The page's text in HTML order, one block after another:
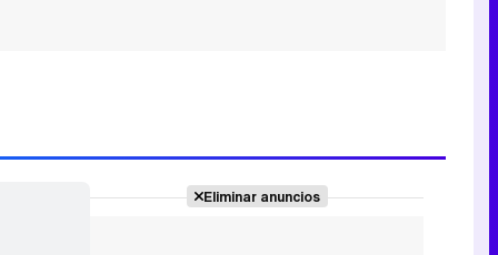
Eliminar anuncios